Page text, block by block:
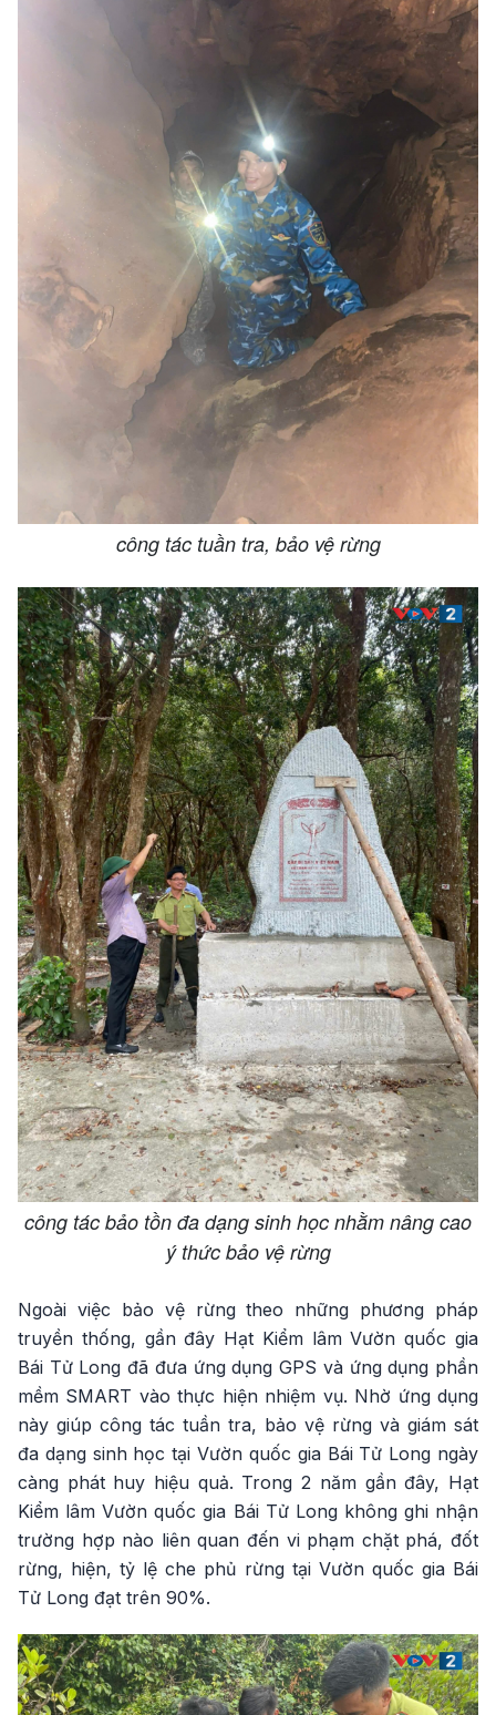
công tác tuần tra, bảo vệ rừng
công tác bảo tồn đa dạng sinh học nhằm nâng cao
ý thức bảo vệ rừng
Ngoài việc bảo vệ rừng theo những phương pháp
truyền thống, gần đây Hạt Kiểm lâm Vườn quốc gia
Bái Tử Long đã đưa ứng dụng GPS và ứng dụng phần
mềm SMART vào thực hiện nhiệm vụ. Nhờ ứng dụng
này giúp công tác tuần tra, bảo vệ rừng và giám sát
đa dạng sinh học tại Vườn quốc gia Bái Tử Long ngày
càng phát huy hiệu quả. Trong 2 năm gần đây, Hạt
Kiểm lâm Vườn quốc gia Bái Tử Long không ghi nhận
trường hợp nào liên quan đến vi phạm chặt phá, đốt
rừng, hiện, tỷ lệ che phủ rừng tại Vườn quốc gia Bái
Tử Long đạt trên 90%.